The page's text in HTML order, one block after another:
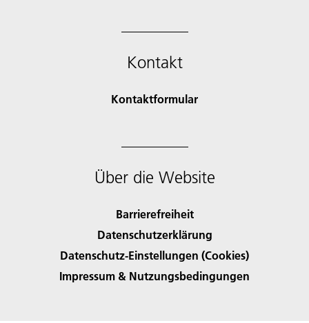
Kontakt
Kontaktformular
Über die Website
Barrierefreiheit
Datenschutzerklärung
Datenschutz-Einstellungen (Cookies)
Impressum & Nutzungsbedingungen